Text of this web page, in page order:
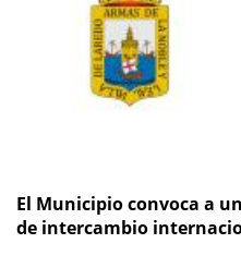
El Municipio convoca a
de intercambio